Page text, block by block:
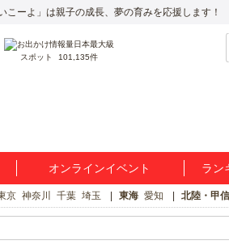
こーよ」は親子の成長、夢の育みを応援します！
スポット 101,135件
オンラインイベント ラン
京 神奈川 千葉 埼玉 東海 愛知 北陸・甲